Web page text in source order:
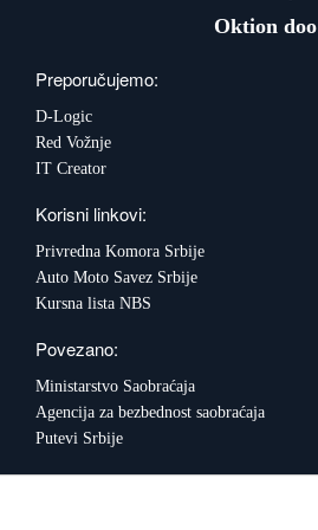
Oktion doo
Preporučujemo:
D-Logic
Red Vožnje
IT Creator
Korisni linkovi:
Privredna Komora Srbije
Auto Moto Savez Srbije
Kursna lista NBS
Povezano:
Ministarstvo Saobraćaja
Agencija za bezbednost saobraćaja
Putevi Srbije